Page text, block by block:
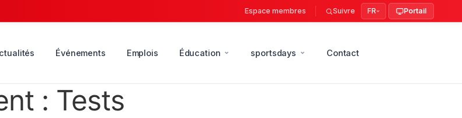
Espace membres Suivre FR Portail
Événements Emplois Éducation sportsdays Contact
: Tests